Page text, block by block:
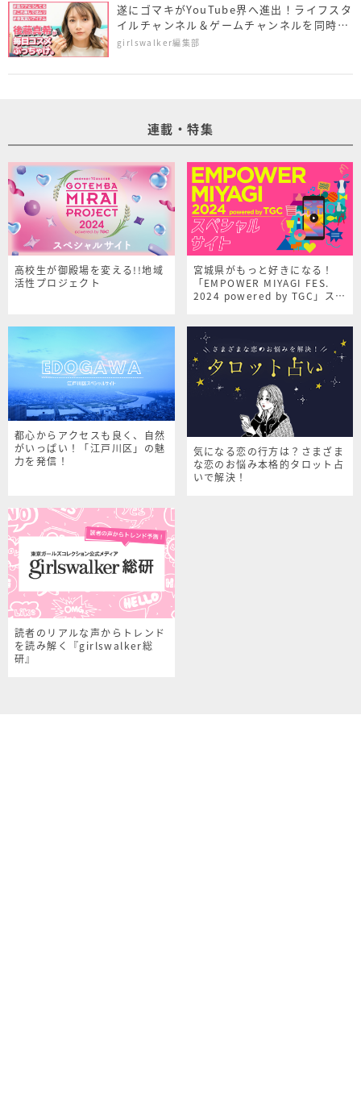
遂にゴマキがYouTube界へ進出！ライフスタ
イルチャンネル＆ゲームチャンネルを同時開
設
girlswalker編集部
連載・特集
高校生が御殿場を変える!!地域
活性プロジェクト
宮城県がもっと好きになる！
「EMPOWER MIYAGI FES.
2024 powered by TGC」スペ
都心からアクセスも良く、自然
がいっぱい！「江戸川区」の魅
力を発信！
気になる恋の行方は？さまざま
な恋のお悩み本格的タロット占
いで解決！
読者のリアルな声からトレンド
を読み解く『girlswalker総
研』